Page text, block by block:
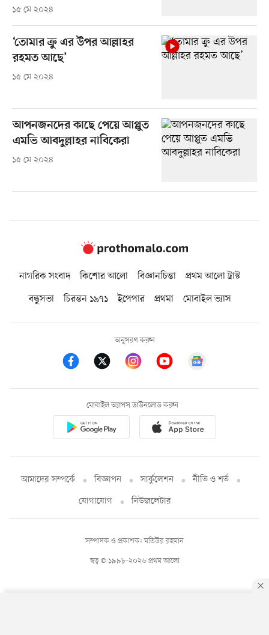
১৫ মে ২০২৪
‘তোমার ক্রু এর উপর আল্লাহর
রহমত আছে’
১৫ মে ২০২৪
আপনজনদের কাছে পেয়ে আপ্লুত
এমভি আবদুল্লাহর নাবিকেরা
১৫ মে ২০২৪
নাগরিক সংবাদ কিশোর আলো বিজ্ঞানচিন্তা
প্রথম আলো ট্রাস্ট
বন্ধুসভা
চিরন্তন ১৯৭১ ইপেপার প্রথমা মোবাইল ভ্যাস
অনুসরণ করুন
মোবাইল অ্যাপস ডাউনলোড করুন
আমাদের সম্পর্কে বিজ্ঞাপন সার্কুলেশন
নীতি ও শর্ত
যোগাযোগ
নিউজলেটার
স্বত্ব © ১৯৯৮-২০২৬ প্রথম আলো
সম্পাদক ও প্রকাশক: মতিউর রহমান